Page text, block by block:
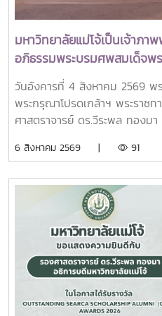
Professor Yang Bin , Vice
University Council Professor
มหาวิทยาลัยแห่งชาติสิงคโปร์
สภามหาวิทยาลัยชิงหวา ตลอดจ
4 แห่ง ได้แก่ ที่ประชุมอธิการบดี
อธิการบดีมหาวิทยาลัยราชภัฏ (
มหาวิทยาลัยเทคโนโลยีราชมง
แลกเปลี่ยนประสบการณ์ด้าน
ผู้นำเครือข่ายอุดมศึกษา การนำ
AI และนวัตกรรมจากภาคเอกช
Action เพื่อร่วมกำหนดข้อเสนอ
การขับเคลื่อนมหาวิทยาลัยไทยใ
นี้มหาวิทยาลัยแม่โจ้ติดตามทิศท
อุดมศึกษาไทย พร้อมแลกเปลี่ย
มือกับเครือข่ายสถาบันอุดมศึก
มหาวิทยาลัยไทยให้ก้าวทันการเ
มหาวิทยาลัยแม่โจ้เป็นเจ้าภา
อภิธรรมพระบรมศพสมเด็จพ
ราชินีนาถ พระบรมราชชนนีพั
ถวายบังคมพระศพ สมเด็จพร
ภา นเรนทิราเทพยวดี กรมห
วันอังคารที่ 4 สิงหาคม 2569 พ
พระกรุณาโปรดเกล้าฯ พระราช
ศาสตราจารย์ ดร.วีระพล ทองม
บุคลากร รวมจำนวน 25 คน เป็น
พระบรมราชชนนีพันปีหลวง ณ
พระบรมมหาราชวัง และเข้ากรา
พระเจ้าลูกเธอ เจ้าฟ้าพัชรกิติย
ราชสาริณีสิริพัชร มหาวัชรราช
พระบรมมหาราชวังการเข้าร่ว
มหากรุณาธิคุณล้นเกล้าล้นกระ
มหาวิทยาลัย สมาคมศิษย์เก่า แ
ร่วมแสดงความจงรักภักดี ถวาย
6 สิงหาคม 2569 | 91